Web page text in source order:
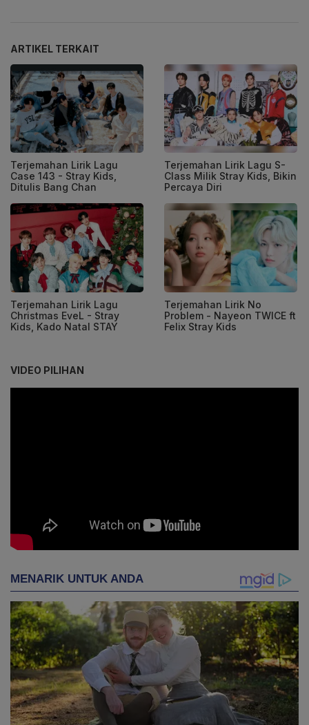
ARTIKEL TERKAIT
Terjemahan Lirik Lagu
Case 143 - Stray Kids,
Ditulis Bang Chan
Terjemahan Lirik Lagu S-
Class Milik Stray Kids, Bikin
Percaya Diri
Terjemahan Lirik Lagu
Christmas EveL - Stray
Kids, Kado Natal STAY
Terjemahan Lirik No
Problem - Nayeon TWICE ft
Felix Stray Kids
VIDEO PILIHAN